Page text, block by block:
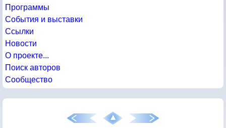
Программы
События и выставки
Ссылки
Новости
О проекте...
Поиск авторов
Сообщество